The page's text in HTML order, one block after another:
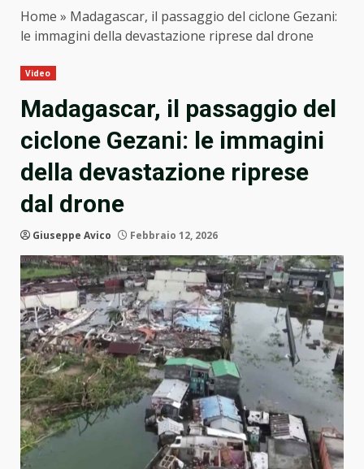
Home » Madagascar, il passaggio del ciclone Gezani:
le immagini della devastazione riprese dal drone
Video
Madagascar, il passaggio del
ciclone Gezani: le immagini
della devastazione riprese
dal drone
Giuseppe Avico Febbraio 12, 2026